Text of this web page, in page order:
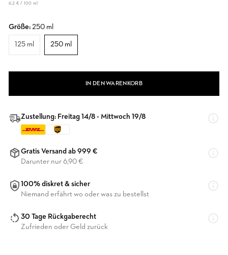
6,2 € / 100 ml
Größe: 250 ml
125 ml 250 ml
IN DEN WARENKORB
Zustellung: Freitag 14/8 - Mittwoch 19/8
Gratis Versand ab 999 €
Darunter nur 6,90 €
100% diskret & sicher
Niemand erfährt wo oder was zu bestellst
30 Tage Rückgaberecht
Zufrieden oder Geld zurück